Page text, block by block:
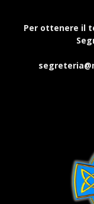
Per ottenere il